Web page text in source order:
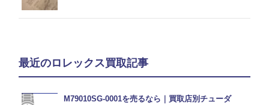
最近のロレックス買取記事
M79010SG-0001を売るなら｜買取店別チューダ